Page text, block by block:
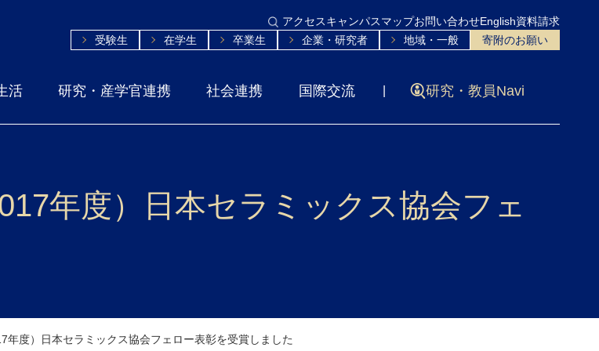
アクセスキャンパスマップお問い合わせEnglish資料請求
受験生
在学生 卒業生 企業・研究者 地域・一般 寄附のお願い
活 研究・産学官連携 社会連携 国際交流 研究・教員Navi
年度）日本セラミックス協会フェ
年度）日本セラミックス協会フェロー表彰を受賞しました